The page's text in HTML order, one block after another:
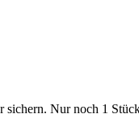
Nur noch 1